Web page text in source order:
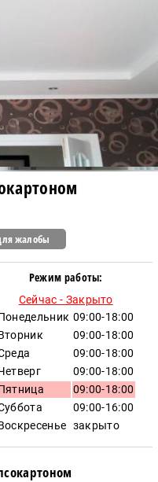
жалобы
Режим работы:
Сейчас - Закрыто
09:00-18:00
09:00-18:00
09:00-18:00
09:00-18:00
09:00-18:00
09:00-16:00
закрыто